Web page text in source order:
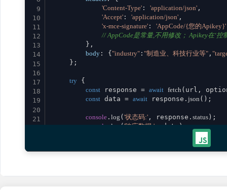
9
10
11
12
13
14
15
16
17
18
19
20
21
'Content-Type' : 'application/json' ,
'Accept' : 'application/json' ,
'x-mce-signature' : 'AppCode/{您的Apikey}'
// AppCode是常量,不用修改； Apikey在‘控
        },
body : { "industry" : "制造业、科技行业等" ,
    };
try {
const response = await fetch (url,
const data = await response. json ();
console . log ( '状态码:' , response. status );
console
log ( '响应数据:' , data);
    }
catch (error) {